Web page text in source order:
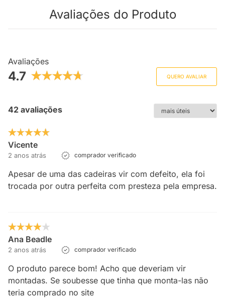
Avaliações do Produto
Avaliações
4.7 QUERO AVALIAR
42 avaliações
Vicente
2 anos atrás comprador verificado
Apesar de uma das cadeiras vir com defeito, ela foi
trocada por outra perfeita com presteza pela empresa.
Ana Beadle
2 anos atrás comprador verificado
O produto parece bom! Acho que deveriam vir
montadas. Se soubesse que tinha que monta-las não
teria comprado no site